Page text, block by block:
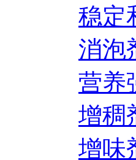
稳定
消泡
营养
增稠
增味